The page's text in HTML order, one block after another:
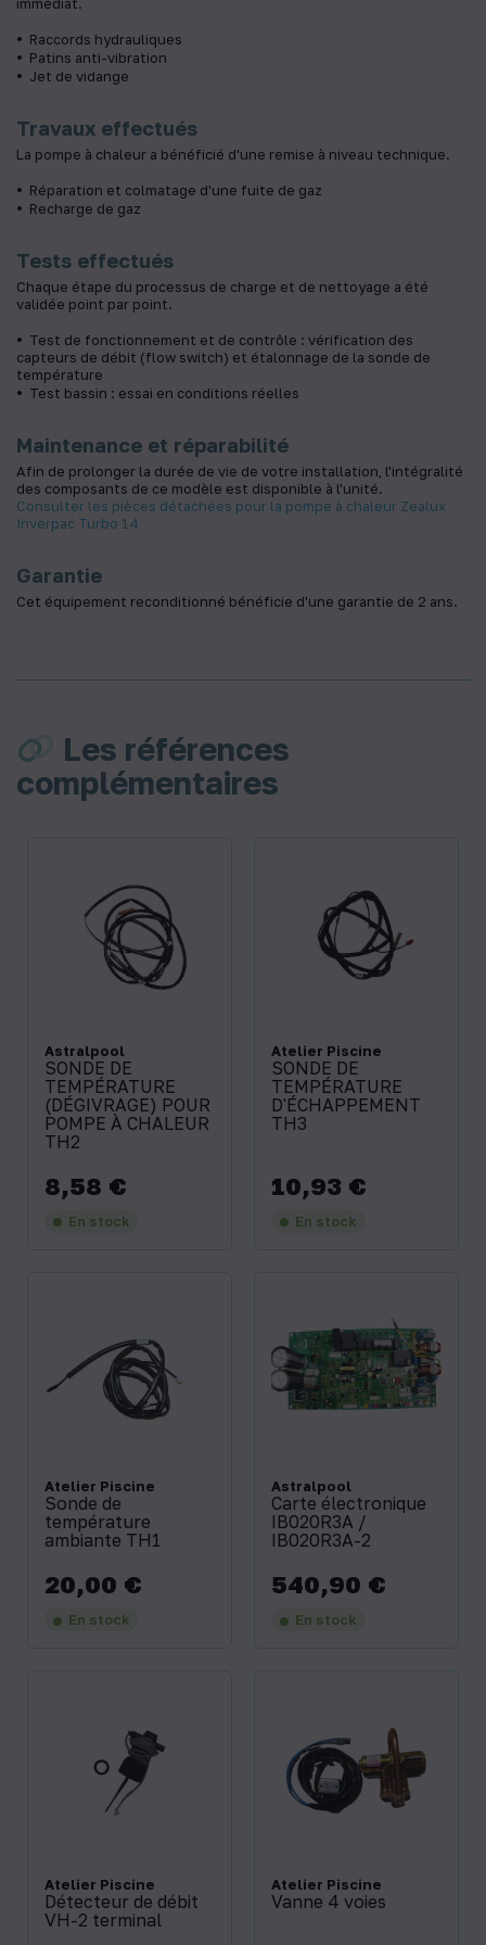
Raccords hydrauliques
Patins anti-vibration
Jet de vidange
Travaux effectués
La pompe à chaleur a bénéficié d'une remise à niveau technique.
Réparation et colmatage d'une fuite de gaz
Recharge de gaz
Tests effectués
Chaque étape du processus de charge et de nettoyage a été
validée point par point.
Test de fonctionnement et de contrôle : vérification des
capteurs de débit (flow switch) et étalonnage de la sonde de
température
Test bassin : essai en conditions réelles
Maintenance et réparabilité
Afin de prolonger la durée de vie de votre installation, l'intégralité
des composants de ce modèle est disponible à l'unité.
Consulter les pièces détachées pour la pompe à chaleur Zealux
Inverpac Turbo 14
Garantie
Cet équipement reconditionné bénéficie d'une garantie de 2 ans.
Les références
complémentaires
Astralpool
SONDE DE
TEMPÉRATURE
(DÉGIVRAGE) POUR
POMPE À CHALEUR
TH2
Prix
8,58 €
En stock
Atelier Piscine
SONDE DE
TEMPÉRATURE
D'ÉCHAPPEMENT
TH3
Prix
10,93 €
En stock
Atelier Piscine
Sonde de
température
ambiante TH1
Prix
20,00 €
En stock
Astralpool
Carte électronique
IB020R3A /
IB020R3A-2
Prix
540,90 €
En stock
Atelier Piscine
Détecteur de débit
VH-2 terminal
Atelier Piscine
Vanne 4 voies